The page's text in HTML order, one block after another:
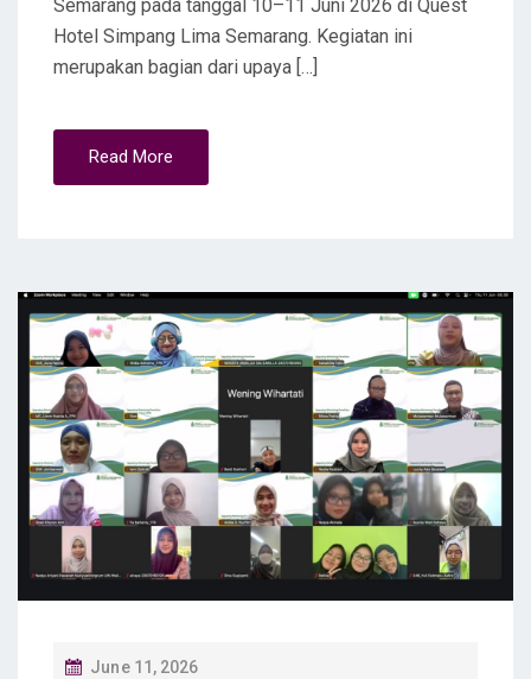
Semarang pada tanggal 10–11 Juni 2026 di Quest
Hotel Simpang Lima Semarang. Kegiatan ini
merupakan bagian dari upaya […]
Read More
P
June 11, 2026